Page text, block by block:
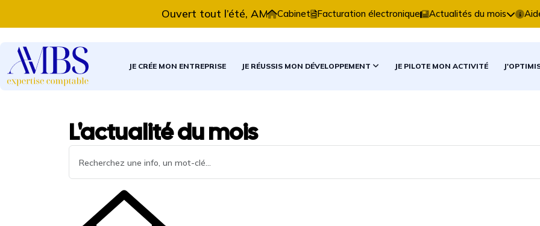
Ouvert tout l’été, AMBS Expertise Comptable vous accompagne dans vos
Cabinet Facturation électronique Actualités du mois
JE CRÉE MON ENTREPRISE JE RÉUSSIS MON DÉVELOPPEMENT JE PILOTE MON ACTIVITÉ
L'actualité du mois